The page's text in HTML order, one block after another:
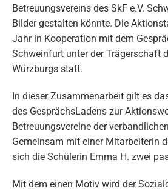
Betreuungsvereins des SkF e.V.
Bilder gestalten könnte. Die
Jahr in Kooperation mit dem
Schweinfurt unter der Trägerschaft
Würzburgs statt.
In dieser Zusammenarbeit gilt es
des GesprächsLadens zur
Betreuungsvereine der
Gemeinsam mit einer Mitarbeiterin
sich die Schülerin Emma H. zwei
Mit dem einen Motiv wird der